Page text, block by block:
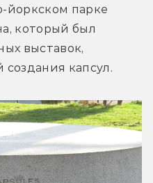
йоркском парке
который был
выставок,
капсул.